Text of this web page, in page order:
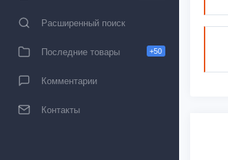
Расширенный поиск
Последние товары +50
Комментарии
Контакты